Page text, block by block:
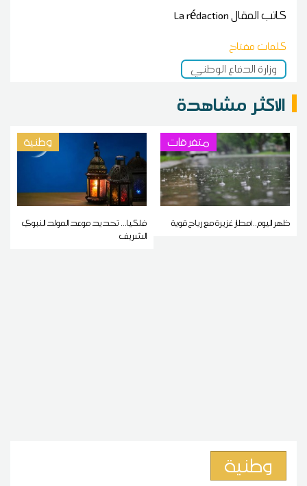
كاتب المقالLa rédaction
كلمات مفتاح
وزارة الدفاع الوطني
الاكثر مشاهدة
متفرقات
ظهر اليوم.. أمطار غزيرة مع رياح قوية
وطنية
فلكيا... تحديد موعد المولد النبوي
الشريف
وطنية